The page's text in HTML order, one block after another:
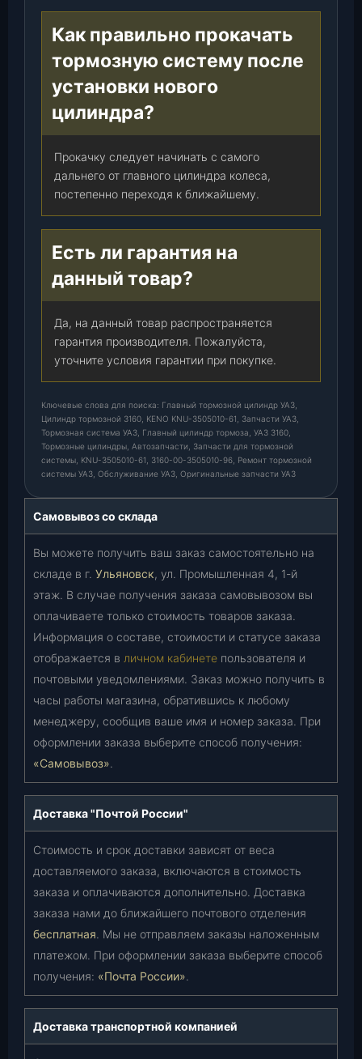
Как правильно прокачать
тормозную систему после
установки нового
цилиндра?
Прокачку следует начинать с самого
дальнего от главного цилиндра колеса,
постепенно переходя к ближайшему.
Есть ли гарантия на
данный товар?
Да, на данный товар распространяется
гарантия производителя. Пожалуйста,
уточните условия гарантии при покупке.
Ключевые слова для поиска: Главный тормозной цилиндр УАЗ,
Цилиндр тормозной 3160, KENO KNU-3505010-61, Запчасти УАЗ,
Тормозная система УАЗ, Главный цилиндр тормоза, УАЗ 3160,
Тормозные цилиндры, Автозапчасти, Запчасти для тормозной
системы, KNU-3505010-61, 3160-00-3505010-96, Ремонт тормозной
системы УАЗ, Обслуживание УАЗ, Оригинальные запчасти УАЗ
Самовывоз со склада
Вы можете получить ваш заказ самостоятельно на
складе в г. Ульяновск, ул. Промышленная 4, 1-й
этаж. В случае получения заказа самовывозом вы
оплачиваете только стоимость товаров заказа.
Информация о составе, стоимости и статусе заказа
отображается в личном кабинете пользователя и
почтовыми уведомлениями. Заказ можно получить в
часы работы магазина, обратившись к любому
менеджеру, сообщив ваше имя и номер заказа. При
оформлении заказа выберите способ получения:
«Самовывоз».
Доставка "Почтой России"
Стоимость и срок доставки зависят от веса
доставляемого заказа, включаются в стоимость
заказа и оплачиваются дополнительно. Доставка
заказа нами до ближайшего почтового отделения
бесплатная. Мы не отправляем заказы наложенным
платежом. При оформлении заказа выберите способ
получения: «Почта России».
Доставка транспортной компанией